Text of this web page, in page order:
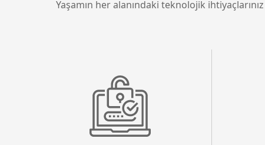
Yaşamın her alanındaki teknolojik